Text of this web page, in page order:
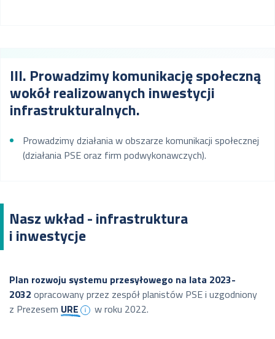
III. Prowadzimy komunikację społeczną
wokół realizowanych inwestycji
infrastrukturalnych.
Prowadzimy działania w obszarze komunikacji społecznej
(działania PSE oraz firm podwykonawczych).
Nasz wkład - infrastruktura
i inwestycje
Plan rozwoju systemu przesyłowego na lata 2023-
2032 opracowany przez zespół planistów PSE i uzgodniony
z Prezesem URE w roku 2022.